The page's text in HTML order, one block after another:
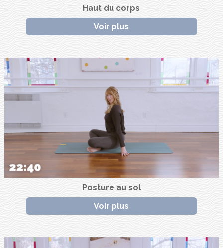
Haut du corps
Voir plus
Posture au sol
Voir plus